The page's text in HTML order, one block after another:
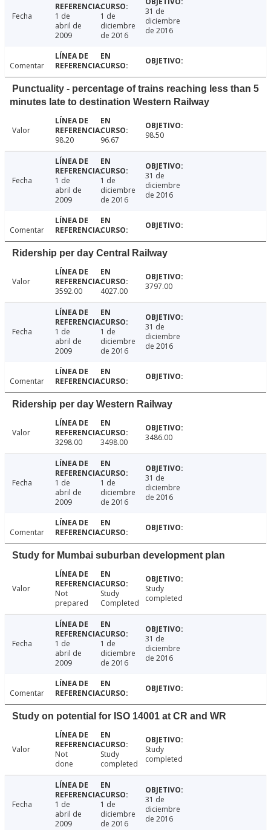
Fecha
1 de
abril de
2009
1 de
diciembre
de 2016
31 de
diciembre
de 2016
Comentar
Punctuality - percentage of trains reaching less than 5
minutes late to destination Western Railway
Valor
98.20
96.67 98.50
Fecha
1 de
abril de
2009
1 de
diciembre
de 2016
31 de
diciembre
de 2016
Comentar
Ridership per day Central Railway
Valor
3592.00
4027.00 3797.00
Fecha
1 de
abril de
2009
1 de
diciembre
de 2016
31 de
diciembre
de 2016
Comentar
Ridership per day Western Railway
Valor
3298.00
3498.00 3486.00
Fecha
1 de
abril de
2009
1 de
diciembre
de 2016
31 de
diciembre
de 2016
Comentar
Study for Mumbai suburban development plan
Valor
Not
prepared
Study
Completed
Study
completed
Fecha
1 de
abril de
2009
1 de
diciembre
de 2016
31 de
diciembre
de 2016
Comentar
Study on potential for ISO 14001 at CR and WR
Valor
Not
done
Study
completed
Study
completed
Fecha
1 de
abril de
2009
1 de
diciembre
de 2016
31 de
diciembre
de 2016